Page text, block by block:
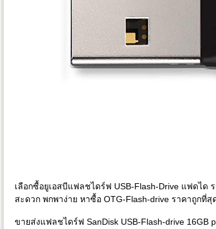
เลือกซื้อยูเอสบีแฟลชไดร์ฟ USB-Flash-Drive แฟดได
สะดวก พกพาง่าย หาซื้อ OTG-Flash-drive ราคาถูกที่สุ
ขายส่งแฟลชไดร์ฟ SanDisk USB-Flash-drive 16GB